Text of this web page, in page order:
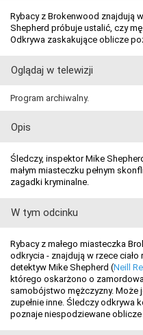
Rybacy z Brokenwood znajdują
Shepherd próbuje ustalić, czy
Odkrywa zaskakujące oblicze
Oglądaj w telewizji
Program archiwalny.
Opis
Śledczy, inspektor Mike
małym miasteczku pełnym
zagadki kryminalne.
W tym odcinku
Rybacy z małego miasteczka
odkrycia - znajdują w rzece ciało
detektyw Mike Shepherd (Neill
którego oskarżono o
samobójstwo mężczyzny. Może
zupełnie inne. Śledczy odkrywa
poznaje niespodziewane